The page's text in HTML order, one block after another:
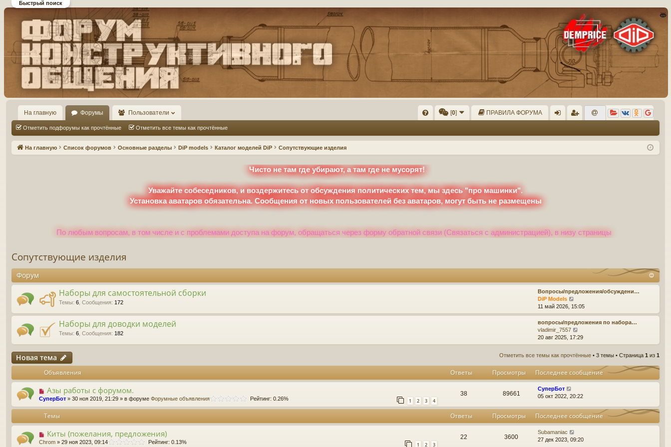
Форум DiP и DEMPRICE
конструктивного общения
На главную Форумы Пользователи
Q
[0] ПРАВИЛА ФОРУМА
д ис
Отметить подфорумы как прочтённые Отметить все темы как прочтённые
На главную Список форумов Основные разделы DiP models Каталог моделей DiP Сопутствующие изделия
Быстрый поиск
Чисто не там где убирают, а там где не мусорят!
Уважайте собеседников, и воздержитесь от обсуждения политических тем, мы здесь "про машинки".
Установка аватаров обязательна. Сообщения от новых пользователей без аватаров, могут быть не размещены
По любым вопросам, в том числе и с проблемами доступа на форум, обращаться через форму обратной связи (Связаться с администрацией), в низу страницы
Сопутствующие изделия
Форум
Наборы для самостоятельной сборки
Темы: 6 Сообщения: 172
Вопросы/предложения/обсуждени…
DiP Models
е
р
е
й
т
и
п
о
с
л
д
е
м
у
о
11 май 2026, 15:05
Наборы для доводки моделей
Темы: 6 Сообщения: 182
вопросы/предложения по набора…
vladimir_7557
е
р
й
т
и
к
о
е
д
е
20 авг 2025, 17:29
Новая тема Отметить все темы как прочтённые • 3 темы • Страница 1 из 1
Объявления Ответы Просмотры Последнее сообщение
Азы работы с форумом.
СуперБот » 30 ноя 2019, 21:29 » в форуме Форумные объявления 1 2 3 4
Рейтинг: 0.26%
38 89661
СуперБот
05 окт 2022, 20:22
Темы Ответы Просмотры Последнее сообщение
Киты (пожелания, предложения)
Chrom » 29 ноя 2023, 09:14 1 2 3
Рейтинг: 0.13%
22 3600
Subamaniac
27 дек 2023, 09:20